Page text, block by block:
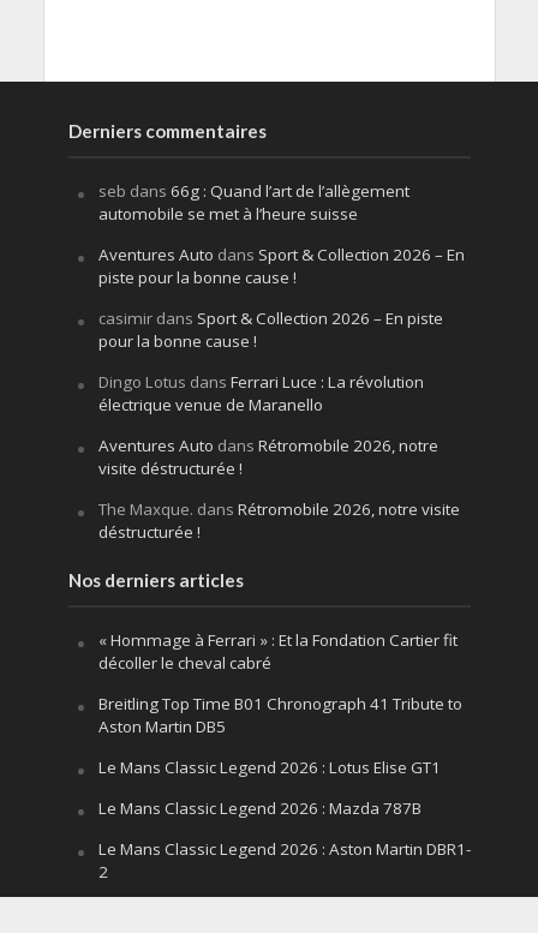
Derniers commentaires
seb dans 66g : Quand l’art de l’allègement
automobile se met à l’heure suisse
Aventures Auto dans Sport & Collection 2026 – En
piste pour la bonne cause !
casimirdans Sport & Collection 2026 – En piste
pour la bonne cause !
Dingo Lotus dans Ferrari Luce : La révolution
électrique venue de Maranello
Aventures Auto dans Rétromobile 2026, notre
visite déstructurée !
The Maxque. dans Rétromobile 2026, notre visite
déstructurée !
Nos derniers articles
« Hommage à Ferrari » : Et la Fondation Cartier fit
décoller le cheval cabré
Breitling Top Time B01 Chronograph 41 Tribute to
Aston Martin DB5
Le Mans Classic Legend 2026 : Lotus Elise GT1
Le Mans Classic Legend 2026 : Mazda 787B
Le Mans Classic Legend 2026 : Aston Martin DBR1-
2